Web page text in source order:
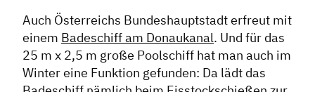
Auch Österreichs Bundeshauptstadt erfreut mit
einem Badeschiff am Donaukanal. Und für das
25 m x 2,5 m große Poolschiff hat man auch im
Winter eine Funktion gefunden: Da lädt das